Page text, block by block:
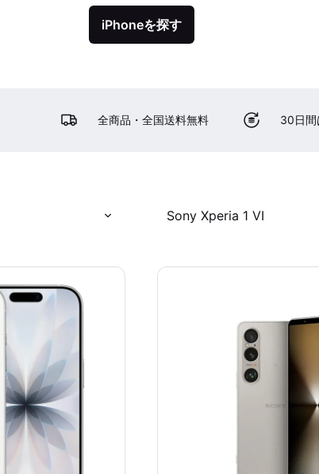
iPhoneを探す
全商品・全国送料無料 30日間
Sony Xperia 1 VI